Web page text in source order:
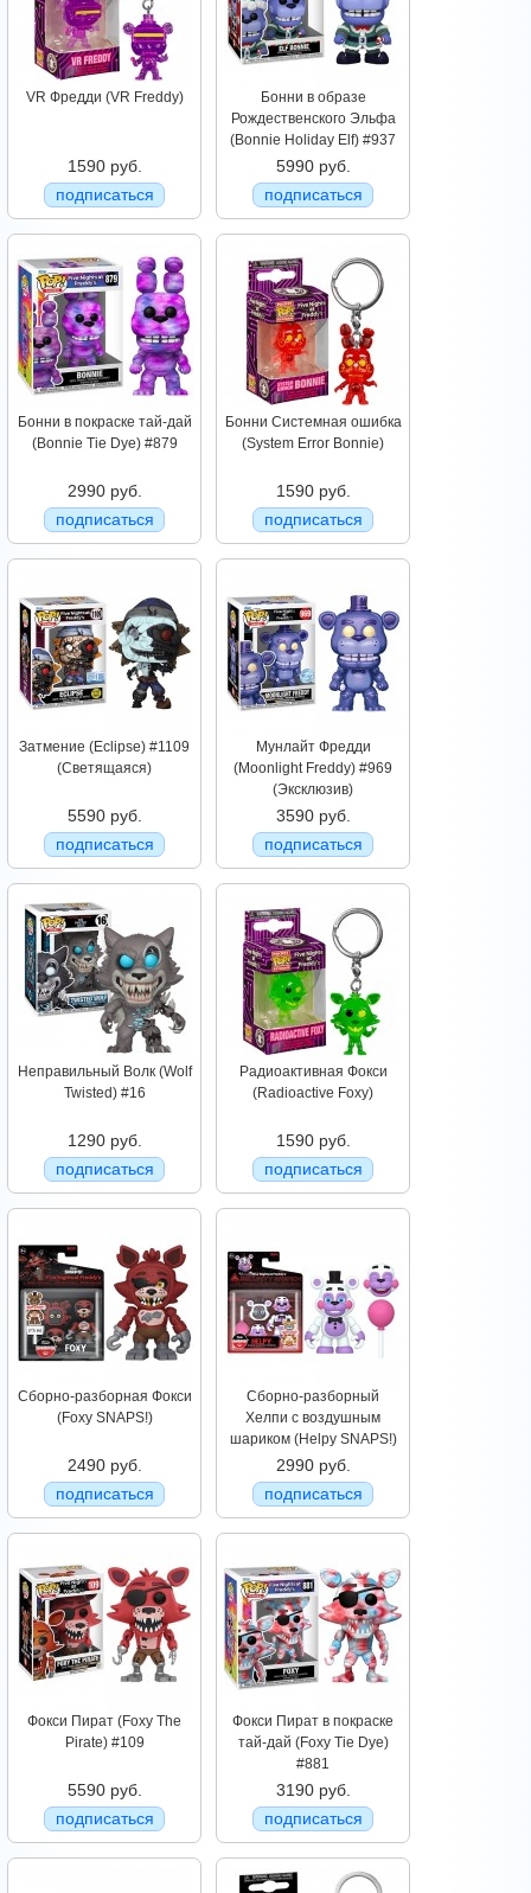
VR Фредди (VR Freddy)
1590 руб.
подписаться
Бонни в образе
Рождественского Эльфа
(Bonnie Holiday Elf) #937
5990 руб.
подписаться
Бонни в покраске тай-дай
(Bonnie Tie Dye) #879
2990 руб.
подписаться
Бонни Системная ошибка
(System Error Bonnie)
1590 руб.
подписаться
Затмение (Eclipse) #1109
(Светящаяся)
5590 руб.
подписаться
Мунлайт Фредди
(Moonlight Freddy) #969
(Эксклюзив)
3590 руб.
подписаться
Неправильный Волк (Wolf
Twisted) #16
1290 руб.
подписаться
Радиоактивная Фокси
(Radioactive Foxy)
1590 руб.
подписаться
Сборно-разборная Фокси
(Foxy SNAPS!)
2490 руб.
подписаться
Сборно-разборный
Хелпи с воздушным
шариком (Helpy SNAPS!)
2990 руб.
подписаться
Фокси Пират (Foxy The
Pirate) #109
5590 руб.
подписаться
Фокси Пират в покраске
тай-дай (Foxy Tie Dye)
#881
3190 руб.
подписаться